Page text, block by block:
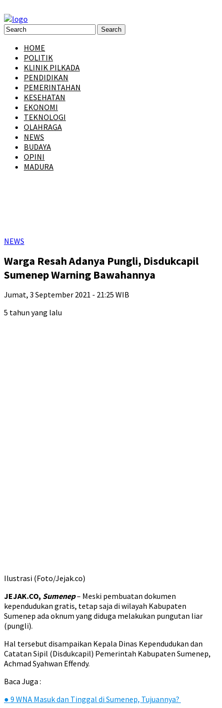
HOME
POLITIK
KLINIK PILKADA
PENDIDIKAN
PEMERINTAHAN
KESEHATAN
EKONOMI
TEKNOLOGI
OLAHRAGA
NEWS
BUDAYA
OPINI
MADURA
NEWS
Warga Resah Adanya Pungli, Disdukcapil
Sumenep Warning Bawahannya
Jumat, 3 September 2021 - 21:25 WIB
5 tahun yang lalu
Ilustrasi (Foto/Jejak.co)
JEJAK.CO, Sumenep– Meski pembuatan dokumen
kependudukan gratis, tetap saja di wilayah Kabupaten
Sumenep ada oknum yang diduga melakukan pungutan liar
(pungli).
Hal tersebut disampaikan Kepala Dinas Kependudukan dan
Catatan Sipil (Disdukcapil) Pemerintah Kabupaten Sumenep,
Achmad Syahwan Effendy.
Baca Juga :
● 9 WNA Masuk dan Tinggal di Sumenep, Tujuannya?